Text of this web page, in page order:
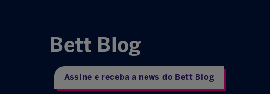
Bett Blog
Assine e receba a news do Bett Blog